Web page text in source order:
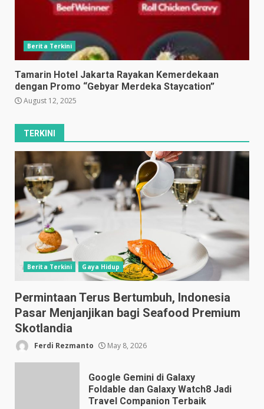
Berita Terkini
Tamarin Hotel Jakarta Rayakan Kemerdekaan
dengan Promo “Gebyar Merdeka Staycation”
August 12, 2025
TERKINI
Berita Terkini Gaya Hidup
Permintaan Terus Bertumbuh, Indonesia
Pasar Menjanjikan bagi Seafood Premium
Skotlandia
Ferdi Rezmanto May 8, 2026
Google Gemini di Galaxy
Foldable dan Galaxy Watch8 Jadi
Travel Companion Terbaik